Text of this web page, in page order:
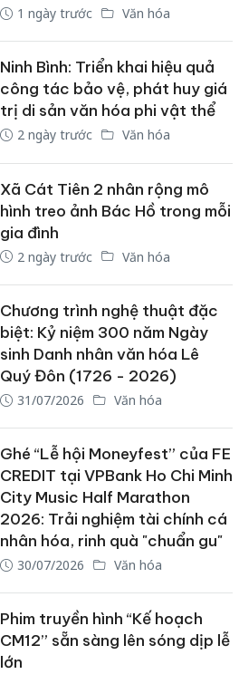
1 ngày trước Văn hóa
Ninh Bình: Triển khai hiệu quả
công tác bảo vệ, phát huy giá
trị di sản văn hóa phi vật thể
2 ngày trước Văn hóa
Xã Cát Tiên 2 nhân rộng mô
hình treo ảnh Bác Hồ trong mỗi
gia đình
2 ngày trước Văn hóa
Chương trình nghệ thuật đặc
biệt: Kỷ niệm 300 năm Ngày
sinh Danh nhân văn hóa Lê
Quý Đôn (1726 - 2026)
31/07/2026 Văn hóa
Ghé “Lễ hội Moneyfest” của FE
CREDIT tại VPBank Ho Chi Minh
City Music Half Marathon
2026: Trải nghiệm tài chính cá
nhân hóa, rinh quà "chuẩn gu"
30/07/2026 Văn hóa
Phim truyền hình “Kế hoạch
CM12” sẵn sàng lên sóng dịp lễ
lớn